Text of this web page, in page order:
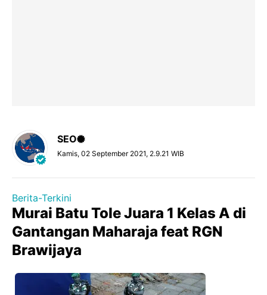
SEO
Kamis, 02 September 2021, 2.9.21 WIB
Berita-Terkini
Murai Batu Tole Juara 1 Kelas A di
Gantangan Maharaja feat RGN
Brawijaya